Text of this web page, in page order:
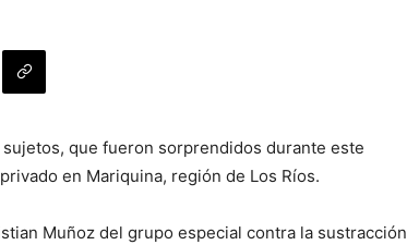
que fueron sorprendidos durante este
en Mariquina, región de Los Ríos.
Muñoz del grupo especial contra la sustracción